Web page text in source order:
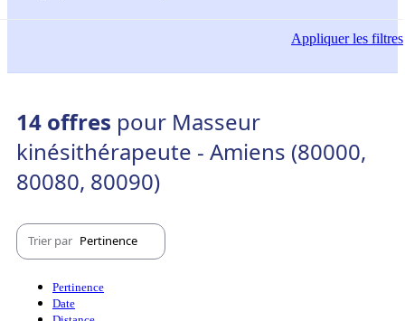
Appliquerles filtres
14 offres pour Masseur
kinésithérapeute - Amiens (80000,
80080, 80090)
Trier par Pertinence
Pertinence
Date